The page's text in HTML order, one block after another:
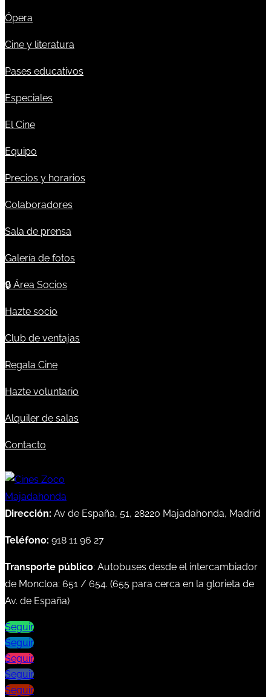
Ópera
Cine y literatura
Pases educativos
Especiales
El Cine
Equipo
Precios y horarios
Colaboradores
Sala de prensa
Galería de fotos
🔒 Área Socios
Hazte socio
Club de ventajas
Regala Cine
Hazte voluntario
Alquiler de salas
Contacto
Dirección: Av de España, 51, 28220 Majadahonda, Madrid
Teléfono: 918 11 96 27
Transporte público: Autobuses desde el intercambiador
de Moncloa: 651 / 654. (655 para cerca en la glorieta de
Av. de España)
Seguir
Seguir
Seguir
Seguir
Seguir